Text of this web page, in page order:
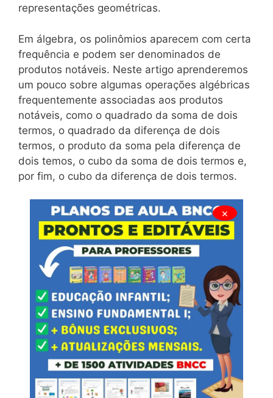
representações geométricas.
Em álgebra, os polinômios aparecem com certa
frequência e podem ser denominados de
produtos notáveis. Neste artigo aprenderemos
um pouco sobre algumas operações algébricas
frequentemente associadas aos produtos
notáveis, como o quadrado da soma de dois
termos, o quadrado da diferença de dois
termos, o produto da soma pela diferença de
dois temos, o cubo da soma de dois termos e,
por fim, o cubo da diferença de dois termos.
×